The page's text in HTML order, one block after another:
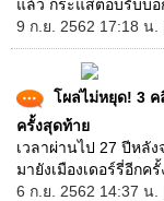
แล้ว กระแสตอบรับบอ
9 ก.ย. 2562 17:18 น.
โผล่ไม่หยุด! 3
ครั้งสุดท้าย
เวลาผ่านไป 27 ปีหลั
มายังเมืองเดอร์รี่อีกครั้ง
6 ก.ย. 2562 14:37 น.